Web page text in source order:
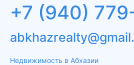
+7 (940)
Недвижимость в Абхазии